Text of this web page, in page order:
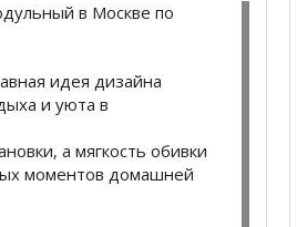
в Москве по
идея дизайна
и уюта в
а мягкость обивки
моментов домашней